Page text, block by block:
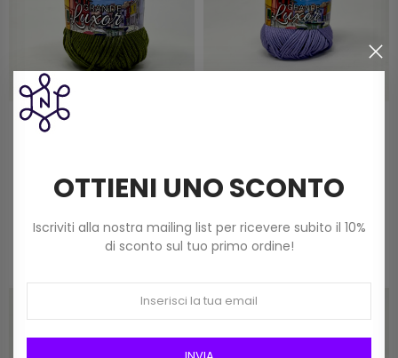
Art. Cglu/049 Verde
2,60 €
Art. Cglu/060 Viola
2,60 €
OTTIENI UNO SCONTO
Iscriviti alla nostra mailing list per ricevere subito il 10%
di sconto sul tuo primo ordine!